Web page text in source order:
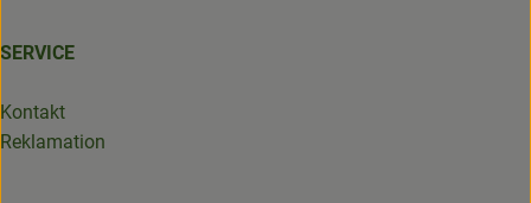
SERVICE
Kontakt
Reklamation